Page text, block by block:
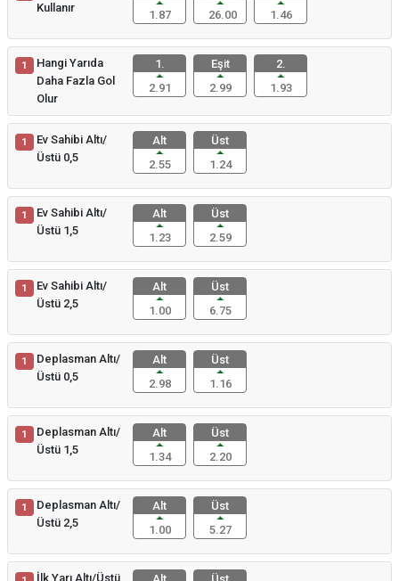
Kullanır
1.87
26.00
1.46
1
Hangi Yarıda
Daha Fazla Gol
Olur
1.
2.91
Eşit
2.99
2.
1.93
1
Ev Sahibi Altı/
Üstü 0,5
Alt
2.55
Üst
1.24
1
Ev Sahibi Altı/
Üstü 1,5
Alt
1.23
Üst
2.59
1
Ev Sahibi Altı/
Üstü 2,5
Alt
1.00
Üst
6.75
1
Deplasman Altı/
Üstü 0,5
Alt
2.98
Üst
1.16
1
Deplasman Altı/
Üstü 1,5
Alt
1.34
Üst
2.20
1
Deplasman Altı/
Üstü 2,5
Alt
1.00
Üst
5.27
İlk Yarı Altı/Üstü